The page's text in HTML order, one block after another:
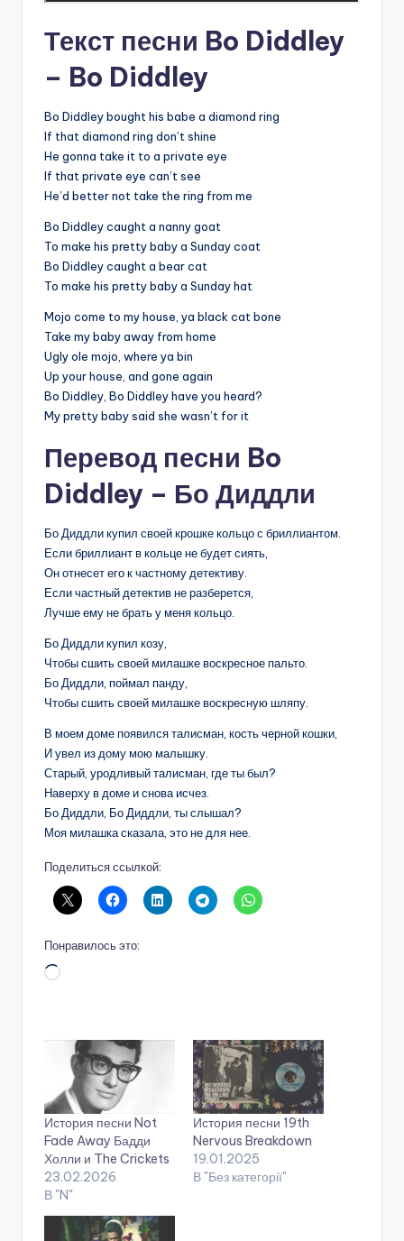
Текст песни Bo Diddley
– Bo Diddley
Bo Diddley bought his babe a diamond ring
If that diamond ring don’t shine
He gonna take it to a private eye
If that private eye can’t see
He’d better not take the ring from me
Bo Diddley caught a nanny goat
To make his pretty baby a Sunday coat
Bo Diddley caught a bear cat
To make his pretty baby a Sunday hat
Mojo come to my house, ya black cat bone
Take my baby away from home
Ugly ole mojo, where ya bin
Up your house, and gone again
Bo Diddley, Bo Diddley have you heard?
My pretty baby said she wasn’t for it
Перевод песни Bo
Diddley – Бо Диддли
Бо Диддли купил своей крошке кольцо с бриллиантом.
Если бриллиант в кольце не будет сиять,
Он отнесет его к частному детективу.
Если частный детектив не разберется,
Лучше ему не брать у меня кольцо.
Бо Диддли купил козу,
Чтобы сшить своей милашке воскресное пальто.
Бо Диддли, поймал панду,
Чтобы сшить своей милашке воскресную шляпу.
В моем доме появился талисман, кость черной кошки,
И увел из дому мою малышку.
Старый, уродливый талисман, где ты был?
Наверху в доме и снова исчез.
Бо Диддли, Бо Диддли, ты слышал?
Моя милашка сказала, это не для нее.
Поделиться ссылкой:
Понравилось это:
Загрузка…
История песни Not
Fade Away Бадди
Холли и The Crickets
23.02.2026
В "N"
История песни 19th
Nervous Breakdown
19.01.2025
В "Без категорії"